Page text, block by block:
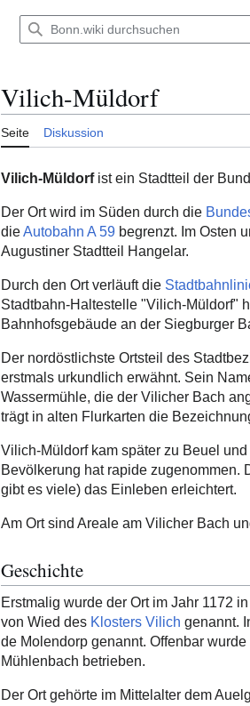
Vilich-Müldorf
Seite Diskussion
Vilich-Müldorfist ein Stadtteil der
Der Ort wird im Süden durch die
dieAutobahn A 59 begrenzt. Im Osten
Augustiner Stadtteil Hangelar.
Durch den Ort verläuft die
Stadtbahn-Haltestelle "Vilich-Müldorf"
Bahnhofsgebäude an der Siegburger
Der nordöstlichste Ortsteil des
erstmals urkundlich erwähnt. Sein
Wassermühle, die der Vilicher Bach
trägt in alten Flurkarten die
Vilich-Müldorf kam später zu Beuel
Bevölkerung hat rapide zugenommen.
gibt es viele) das Einleben erleichtert.
Am Ort sind Areale am Vilicher Bach
Geschichte
Erstmalig wurde der Ort im Jahr 1172
von Wied des Klosters Vilich genannt.
de Molendorp genannt. Offenbar
Mühlenbach betrieben.
Der Ort gehörte im Mittelalter dem